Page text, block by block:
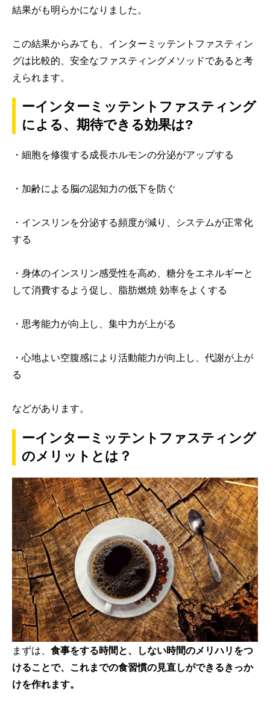
結果がも明らかになりました。
この結果からみても、インターミッテントファスティン
グは比較的、安全なファスティングメソッドであると考
えられます。
ーインターミッテントファスティング
による、期待できる効果は?
・細胞を修復する成長ホルモンの分泌がアップする
・加齢による脳の認知力の低下を防ぐ
・インスリンを分泌する頻度が減り、システムが正常化
する
・身体のインスリン感受性を高め、糖分をエネルギーと
して消費するよう促し、脂肪燃焼 効率をよくする
・思考能力が向上し、集中力が上がる
・心地よい空腹感により活動能力が向上し、代謝が上が
る
などがあります。
ーインターミッテントファスティング
のメリットとは？
まずは、 食事をする時間と、しない時間のメリハリをつ
けることで、これまでの食習慣の見直しができるきっか
けを作れます。